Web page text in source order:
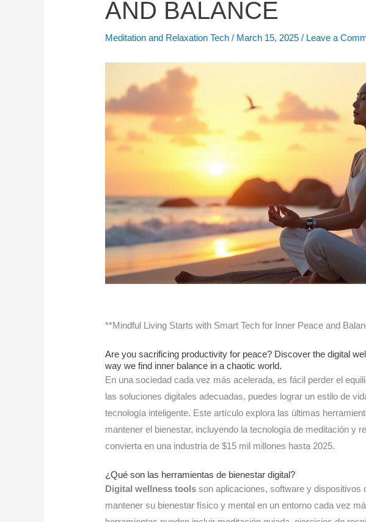
AND BALANCE
Meditation and Relaxation Tech / March 15, 2025/ Leave a
**Mindful Living Starts with Smart Tech for Inner Peace and
Are you sacrificing productivity for peace? Discover the digital
way we find inner balance in a chaotic world.
En una sociedad cada vez más acelerada, es fácil perder el
las soluciones digitales adecuadas, puedes lograr un estilo de
tecnología inteligente. Este artículo explora las últimas
mantener el bienestar, incluyendo la tecnología de meditación y
convierta en una industria de $15 mil millones hasta 2025.
¿Qué son las herramientas de bienestar digital?
Digital wellness tools son aplicaciones, software y dispositivos
mantener su bienestar físico y mental en un entorno cada vez